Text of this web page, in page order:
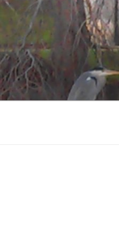
Aller
contenu
principal